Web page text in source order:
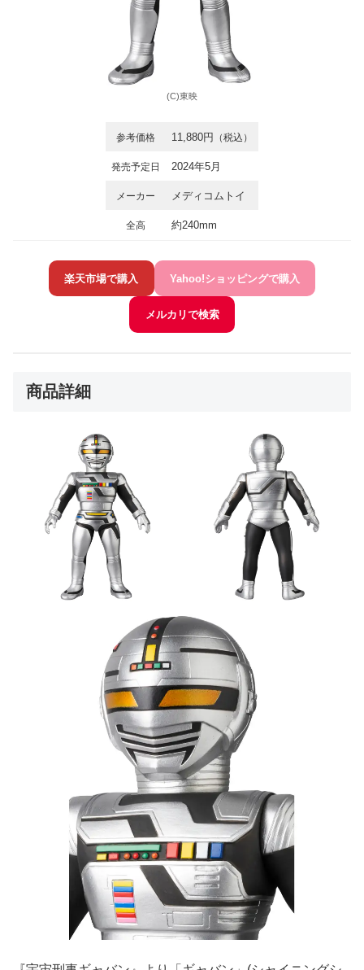
(C)東映
参考価格 11,880円 （税込）
発売予定日 2024年5月
メーカー メディコムトイ
全高 約240mm
楽天市場で購入 Yahoo!ショッピングで購入
メルカリで検索
商品詳細